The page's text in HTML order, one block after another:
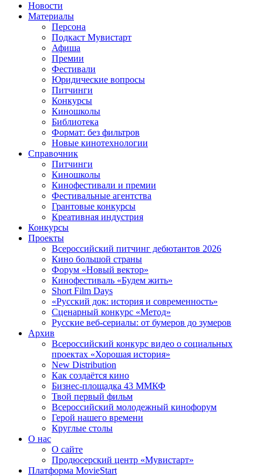
Новости
Материалы
Персона
Подкаст Мувистарт
Афиша
Премии
Фестивали
Юридические вопросы
Питчинги
Конкурсы
Киношколы
Библиотека
Формат: без фильтров
Новые кинотехнологии
Справочник
Питчинги
Киношколы
Кинофестивали и премии
Фестивальные агентства
Грантовые конкурсы
Креативная индустрия
Конкурсы
Проекты
Всероссийский питчинг дебютантов 2026
Кино большой страны
Форум «Новый вектор»
Кинофестиваль «Будем жить»
Short Film Days
«Русский док: история и современность»
Сценарный конкурс «Метод»
Русские веб-сериалы: от бумеров до зумеров
Архив
Всероссийский конкурс видео о социальных
проектах «Хорошая история»
New Distribution
Как создаётся кино
Бизнес-площадка 43 ММКФ
Твой первый фильм
Всероссийский молодежный кинофорум
Герой нашего времени
Круглые столы
О нас
О сайте
Продюсерский центр «Мувистарт»
Платформа MovieStart